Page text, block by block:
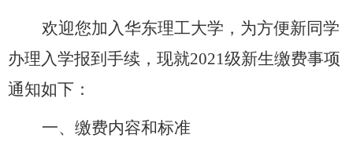
欢迎您加入华东理工大学，为方便新同学
办理入学报到手续，现就2021级新生缴费事项
通知如下：
一、缴费内容和标准